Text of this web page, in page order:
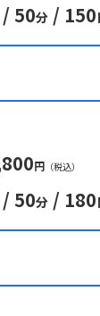
/ 50分 / 150
円 （税込）
/ 50分 / 180